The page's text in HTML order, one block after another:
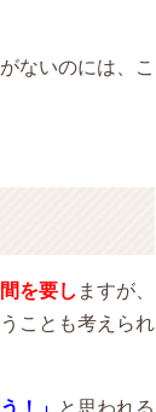
ないのには、こ
を要し ますが、
ことも考えられ
！」 と思われる